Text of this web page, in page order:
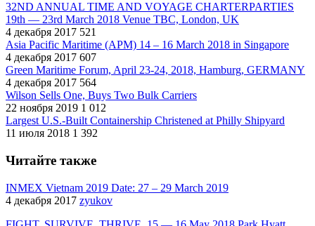
32ND ANNUAL TIME AND VOYAGE CHARTERPARTIES
19th — 23rd March 2018 Venue TBC, London, UK
4 декабря 2017 521
Asia Pacific Maritime (APM) 14 – 16 March 2018 in Singapore
4 декабря 2017 607
Green Maritime Forum, April 23-24, 2018, Hamburg, GERMANY
4 декабря 2017 564
Wilson Sells One, Buys Two Bulk Carriers
22 ноября 2019 1 012
Largest U.S.-Built Containership Christened at Philly Shipyard
11 июля 2018 1 392
Читайте также
INMEX Vietnam 2019 Date: 27 – 29 March 2019
4 декабря 2017 zyukov